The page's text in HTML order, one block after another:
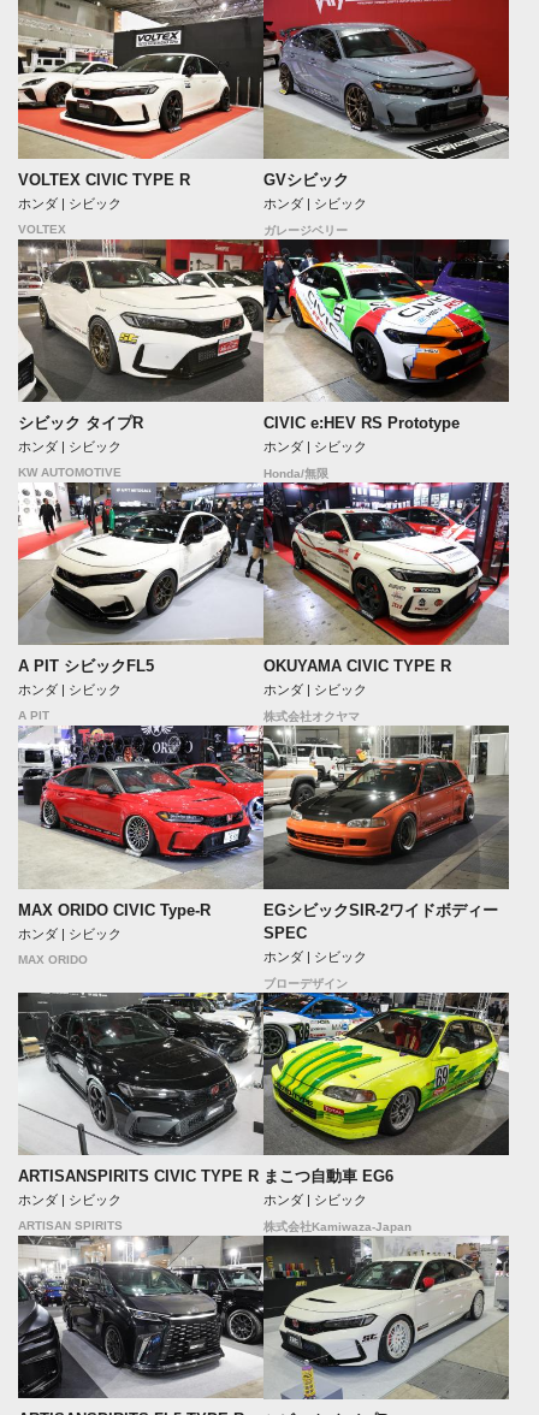
VOLTEX CIVIC TYPE R
ホンダ | シビック
VOLTEX
GVシビック
ホンダ | シビック
ガレージベリー
シビック タイプR
ホンダ | シビック
KW AUTOMOTIVE
CIVIC e:HEV RS Prototype
ホンダ | シビック
Honda/無限
A PIT シビックFL5
ホンダ | シビック
A PIT
OKUYAMA CIVIC TYPE R
ホンダ | シビック
株式会社オクヤマ
MAX ORIDO CIVIC Type-R
ホンダ | シビック
MAX ORIDO
EGシビックSIR-2ワイドボディー
SPEC
ホンダ | シビック
ブローデザイン
ARTISANSPIRITS CIVIC TYPE R
ホンダ | シビック
ARTISAN SPIRITS
まこつ自動車 EG6
ホンダ | シビック
株式会社Kamiwaza-Japan